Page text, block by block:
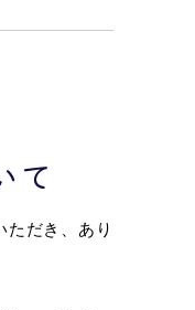
て
ただき、あり